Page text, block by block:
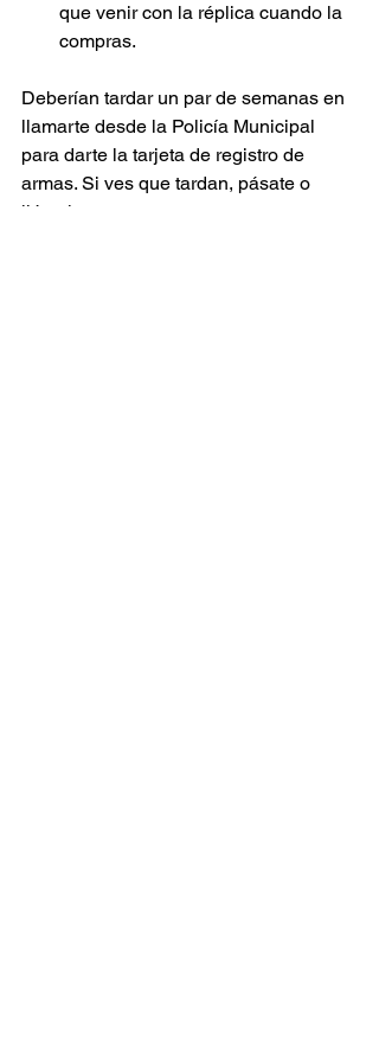
que venir con la réplica cuando la
compras.
Deberían tardar un par de semanas en
llamarte desde la Policía Municipal
para darte la tarjeta de registro de
armas. Si ves que tardan, pásate o
llámales.